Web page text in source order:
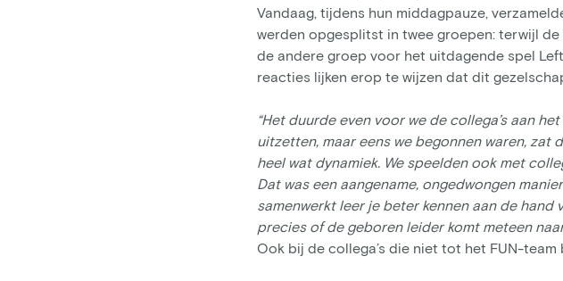
Vandaag, tijdens hun middagpauze,
werden opgesplitst in twee groepen: terwijl
de andere groep voor het uitdagende spel
reacties lijken erop te wijzen dat dit
“Het duurde even voor we de collega’s aan
uitzetten, maar eens we begonnen waren, zat
heel wat dynamiek. We speelden ook met
Dat was een aangename, ongedwongen
samenwerkt leer je beter kennen aan de
precies of de geboren leider komt meteen
Ook bij de collega’s die niet tot het FUN-